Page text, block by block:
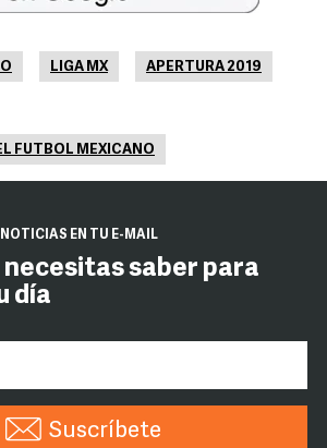
LIGA MX APERTURA 2019
FUTBOL MEXICANO
EN TU E-MAIL
necesitas saber para
día
Suscríbete